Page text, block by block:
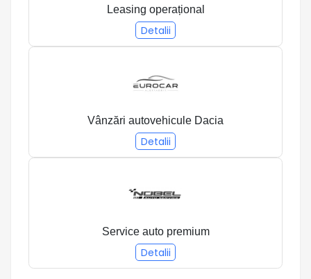
Leasing operațional
Detalii
Vânzări autovehicule Dacia
Detalii
Service auto premium
Detalii